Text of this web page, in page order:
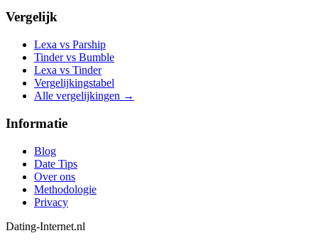
Vergelijk
Lexa vs Parship
Tinder vs Bumble
Lexa vs Tinder
Vergelijkingstabel
Alle vergelijkingen →
Informatie
Blog
Date Tips
Over ons
Methodologie
Privacy
Dating-Internet.nl